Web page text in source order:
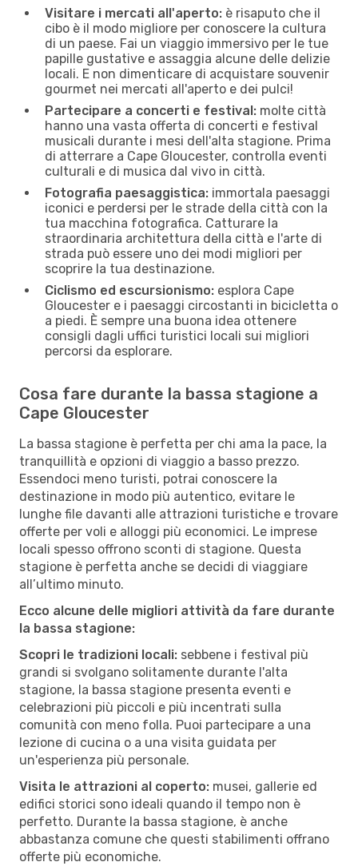
Visitare i mercati all'aperto: è risaputo che il
cibo è il modo migliore per conoscere la cultura
di un paese. Fai un viaggio immersivo per le tue
papille gustative e assaggia alcune delle delizie
locali. E non dimenticare di acquistare souvenir
gourmet nei mercati all'aperto e dei pulci!
Partecipare a concerti e festival: molte città
hanno una vasta offerta di concerti e festival
musicali durante i mesi dell'alta stagione. Prima
di atterrare a Cape Gloucester, controlla eventi
culturali e di musica dal vivo in città.
Fotografia paesaggistica: immortala paesaggi
iconici e perdersi per le strade della città con la
tua macchina fotografica. Catturare la
straordinaria architettura della città e l'arte di
strada può essere uno dei modi migliori per
scoprire la tua destinazione.
Ciclismo ed escursionismo: esplora Cape
Gloucester e i paesaggi circostanti in bicicletta o
a piedi. È sempre una buona idea ottenere
consigli dagli uffici turistici locali sui migliori
percorsi da esplorare.
Cosa fare durante la bassa stagione a
Cape Gloucester
La bassa stagione è perfetta per chi ama la pace, la
tranquillità e opzioni di viaggio a basso prezzo.
Essendoci meno turisti, potrai conoscere la
destinazione in modo più autentico, evitare le
lunghe file davanti alle attrazioni turistiche e trovare
offerte per voli e alloggi più economici. Le imprese
locali spesso offrono sconti di stagione. Questa
stagione è perfetta anche se decidi di viaggiare
all’ultimo minuto.
Ecco alcune delle migliori attività da fare durante
la bassa stagione:
Scopri le tradizioni locali: sebbene i festival più
grandi si svolgano solitamente durante l'alta
stagione, la bassa stagione presenta eventi e
celebrazioni più piccoli e più incentrati sulla
comunità con meno folla. Puoi partecipare a una
lezione di cucina o a una visita guidata per
un'esperienza più personale.
Visita le attrazioni al coperto: musei, gallerie ed
edifici storici sono ideali quando il tempo non è
perfetto. Durante la bassa stagione, è anche
abbastanza comune che questi stabilimenti offrano
offerte più economiche.